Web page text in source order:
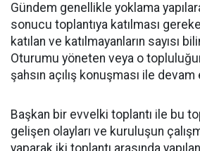
Gündem genellikle yoklama
sonucu toplantıya katılması
katılan ve katılmayanların sayısı
Oturumu yöneten veya o
şahsın açılış konuşması ile devam
Başkan bir evvelki toplantı ile bu
gelişen olayları ve kuruluşun
yaparak iki toplantı arasında